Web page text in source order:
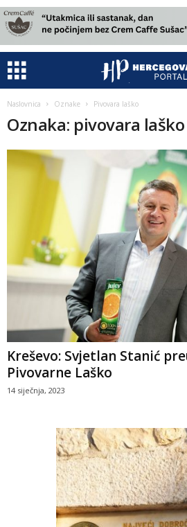
Naslovnica Oznake Pivovara laško
Oznaka: pivovara laško
Kreševo: Svjetlan Stanić
Pivovarne Laško
14 siječnja, 2023